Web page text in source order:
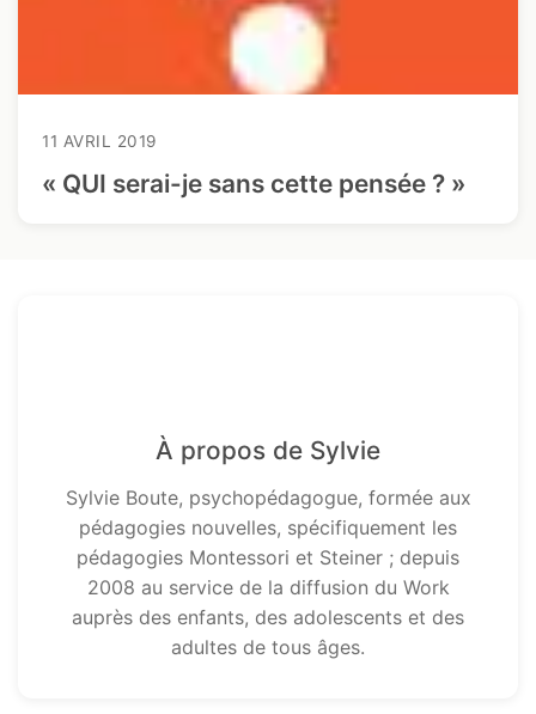
11 AVRIL 2019
« QUI serai-je sans cette pensée ? »
À propos de Sylvie
Sylvie Boute, psychopédagogue, formée aux
pédagogies nouvelles, spécifiquement les
pédagogies Montessori et Steiner ; depuis
2008 au service de la diffusion du Work
auprès des enfants, des adolescents et des
adultes de tous âges.